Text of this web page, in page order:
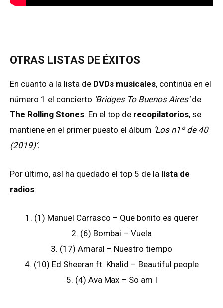
OTRAS LISTAS DE ÉXITOS
En cuanto a la lista de DVDs musicales, continúa en el
número 1 el concierto ‘Bridges To Buenos Aires’de
The Rolling Stones. En el top de recopilatorios, se
mantiene en el primer puesto el álbum ‘Los n1º de 40
(2019)’.
Por último, así ha quedado el top 5 de la lista de
radios:
1. (1) Manuel Carrasco – Que bonito es querer
2. (6) Bombai – Vuela
3. (17) Amaral – Nuestro tiempo
4. (10) Ed Sheeran ft. Khalid – Beautiful people
5. (4) Ava Max – So am I